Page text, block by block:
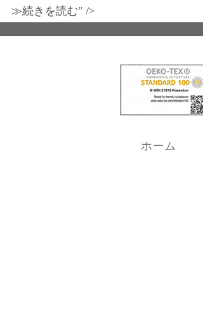
≫続きを読む" />
ホーム